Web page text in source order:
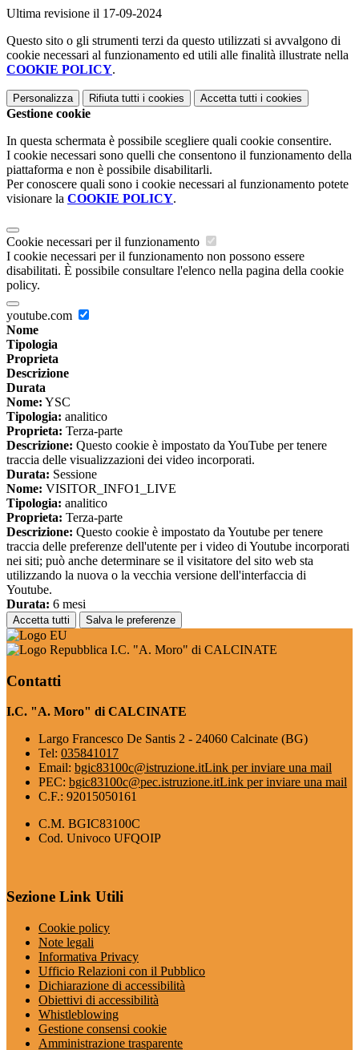
Ultima revisione il 17-09-2024
Questo sito o gli strumenti terzi da questo utilizzati si avvalgono di
cookie necessari al funzionamento ed utili alle finalità illustrate nella
COOKIE POLICY.
Personalizza Rifiuta tutti i cookies Accetta tutti i cookies
Gestione cookie
In questa schermata è possibile scegliere quali cookie consentire.
I cookie necessari sono quelli che consentono il funzionamento della
piattaforma e non è possibile disabilitarli.
Per conoscere quali sono i cookie necessari al funzionamento potete
visionare la COOKIE POLICY.
Cookie necessari per il funzionamento
I cookie necessari per il funzionamento non possono essere
disabilitati. È possibile consultare l'elenco nella pagina della cookie
policy.
youtube.com
Nome
Tipologia
Proprieta
Descrizione
Durata
Nome: YSC
Tipologia: analitico
Proprieta: Terza-parte
Descrizione: Questo cookie è impostato da YouTube per tenere
traccia delle visualizzazioni dei video incorporati.
Durata: Sessione
Nome: VISITOR_INFO1_LIVE
Tipologia: analitico
Proprieta: Terza-parte
Descrizione: Questo cookie è impostato da Youtube per tenere
traccia delle preferenze dell'utente per i video di Youtube incorporati
nei siti; può anche determinare se il visitatore del sito web sta
utilizzando la nuova o la vecchia versione dell'interfaccia di
Youtube.
Durata: 6 mesi
Accetta tutti Salva le preferenze
I.C. "A. Moro" di CALCINATE
Contatti
I.C. "A. Moro" di CALCINATE
Largo Francesco De Santis 2 - 24060 Calcinate (BG)
Tel: 035841017
Email: bgic83100c@istruzione.itLink per inviare una mail
PEC: bgic83100c@pec.istruzione.itLink per inviare una mail
C.F.: 92015050161
C.M. BGIC83100C
Cod. Univoco UFQOIP
Sezione Link Utili
Cookie policy
Note legali
Informativa Privacy
Ufficio Relazioni con il Pubblico
Dichiarazione di accessibilità
Obiettivi di accessibilità
Whistleblowing
Gestione consensi cookie
Amministrazione trasparente